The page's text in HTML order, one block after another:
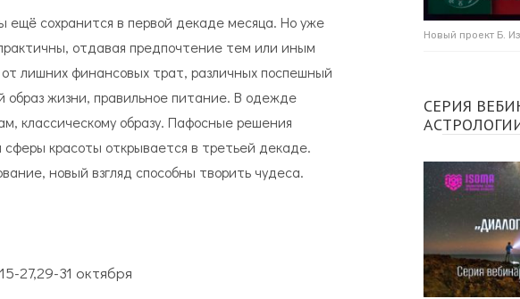
ещё сохранится в первой декаде месяца. Но уже
отдавая предпочтение тем или иным
лишних финансовых трат, различных поспешный
образ жизни, правильное питание. В одежде
классическому образу. Пафосные решения
красоты открывается в третьей декаде.
новый взгляд способны творить чудеса.
27,29-31 октября
Новый проект Б.
СЕРИЯ